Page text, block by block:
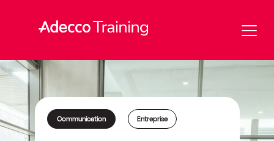
Communication Entreprise